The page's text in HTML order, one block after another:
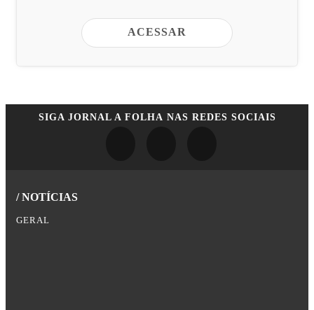
ACESSAR
SIGA JORNAL A FOLHA NAS REDES SOCIAIS
/ NOTÍCIAS
GERAL